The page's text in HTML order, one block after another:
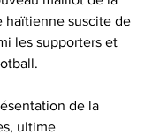
haïtienne suscite de
les supporters et
de la
ultime